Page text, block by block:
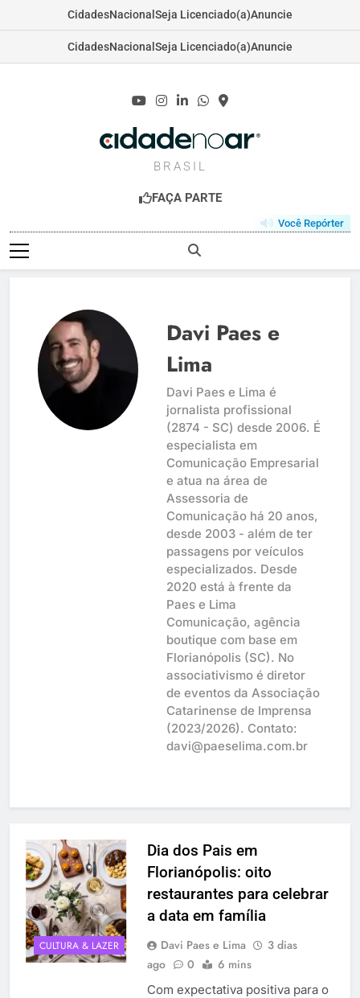
CidadesNacional Seja Licenciado(a)Anuncie
CidadesNacional Seja Licenciado(a)Anuncie
BRASIL
FAÇA PARTE
Você Repórter
Davi Paes e
Lima
Davi Paes e Lima é
jornalista profissional
(2874 - SC) desde 2006. É
especialista em
Comunicação Empresarial
e atua na área de
Assessoria de
Comunicação há 20 anos,
desde 2003 - além de ter
passagens por veículos
especializados. Desde
2020 está à frente da
Paes e Lima
Comunicação, agência
boutique com base em
Florianópolis (SC). No
associativismo é diretor
de eventos da Associação
Catarinense de Imprensa
(2023/2026). Contato:
davi@paeselima.com.br
CULTURA & LAZER
Dia dos Pais em
Florianópolis: oito
restaurantes para celebrar
a data em família
Davi Paes e Lima
3 dias
ago
0 6 mins
Com expectativa positiva para o